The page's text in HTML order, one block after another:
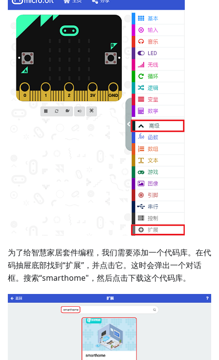
为了给智慧家居套件编程，我们需要添加一个代码库。在代
码抽屉底部找到“扩展”，并点击它。这时会弹出一个对话
框。搜索“smarthome"，然后点击下载这个代码库。